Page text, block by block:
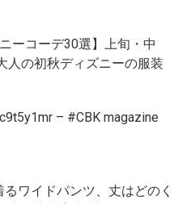
ーコーデ30選】上旬・中
人の初秋ディズニーの服装
– #CBK magazine
ワイドパンツ、丈はどのく